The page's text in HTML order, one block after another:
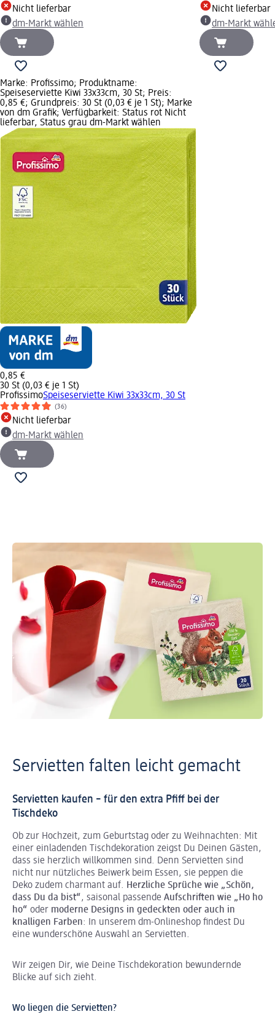
Nicht lieferbar
dm-Markt wählen
Nicht lieferbar
dm-Markt
Marke: Profissimo; Produktname:
Speiseserviette Kiwi 33x33cm, 30 St; Preis:
0,85 €; Grundpreis: 30 St (0,03 € je 1 St); Marke
von dm Grafik; Verfügbarkeit: Status rot Nicht
lieferbar, Status grau dm-Markt wählen
0,85 €
30 St (0,03 € je 1 St)
ProfissimoSpeiseserviette Kiwi 33x33cm, 30 St
(36)
Nicht lieferbar
dm-Markt wählen
Servietten falten leicht gemacht
Servietten kaufen – für den extra Pfiff bei der
Tischdeko
Ob zur Hochzeit, zum Geburtstag oder zu Weihnachten: Mit
einer einladenden Tischdekoration zeigst Du Deinen Gästen,
dass sie herzlich willkommen sind. Denn Servietten sind
nicht nur nützliches Beiwerk beim Essen, sie peppen die
Deko zudem charmant auf. Herzliche Sprüche wie „Schön,
dass Du da bist“, saisonal passende Aufschriften wie „Ho ho
ho“ oder moderne Designs in gedeckten oder auch in
knalligen Farben: In unserem dm-Onlineshop findest Du
eine wunderschöne Auswahl an Servietten.
Wir zeigen Dir, wie Deine Tischdekoration bewundernde
Blicke auf sich zieht.
Wo liegen die Servietten?